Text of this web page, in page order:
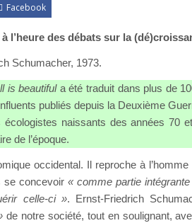
beautiful »
Facebook
l’heure des débats sur la
Schumacher, 1973.
is beautifula été traduit dans plus de
publiés depuis la Deuxième
naissants des années 70
de l’époque.
occidental. Il reproche à l’homme
concevoir « comme partie
celle-ci ». Ernst-Friedrich
de notre société, tout en soulignant,